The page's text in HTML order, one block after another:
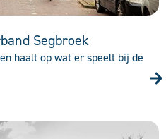
Segbroek
haalt op wat er speelt bij de